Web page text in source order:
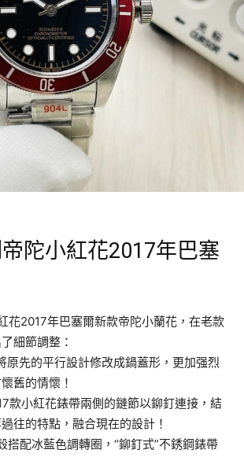
陀小紅花2017年巴塞
花2017年巴塞爾新款帝陀小蘭花，在老款
細節調整：
原先的平行設計修改成鍋蓋形，更加强烈
舊的情懷！
款小紅花錶帶兩側的鏈節以鉚釘連接，結
往的特點，融合現在的設計！
搭配冰藍色調轉圈，“鉚釘式”不銹鋼錶帶